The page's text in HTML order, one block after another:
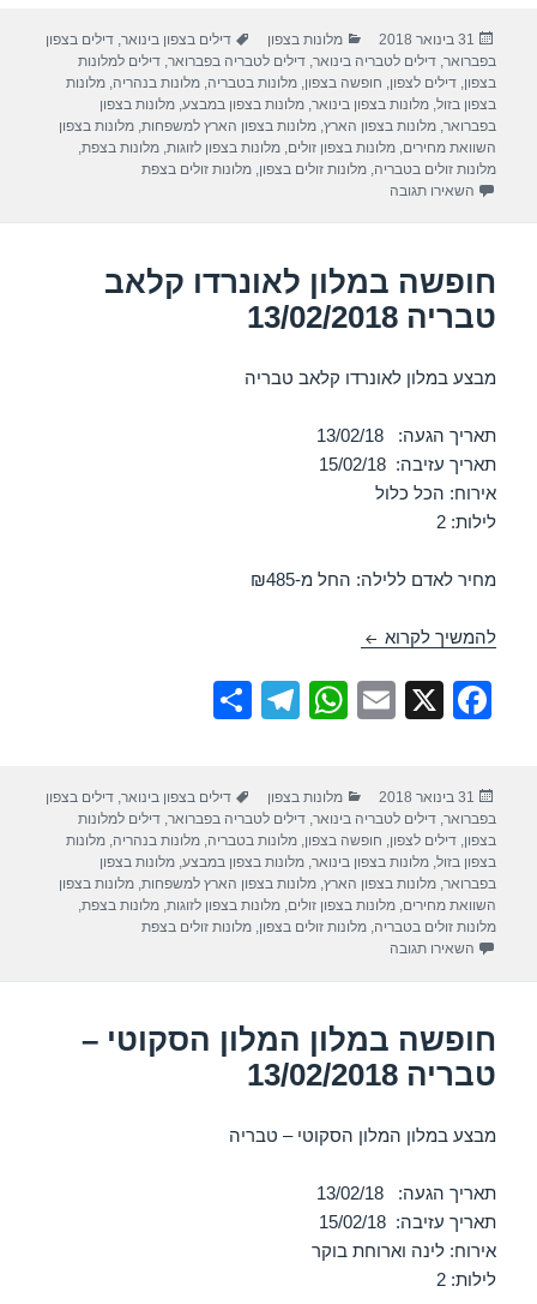
e
b
o
o
k
s
A
p
p
gr
a
m
e
פורסם
בתאריך
31 בינואר 2018 קטגוריות
מלונות בצפון תגיות
דילים בצפון בינואר,דילים בצפון
בפברואר,דילים לטבריה בינואר,דילים לטבריה בפברואר,דילים למלונות
בצפון,דילים לצפון, חופשה בצפון,מלונות בטבריה,מלונות בנהריה,מלונות
בצפון בזול,מלונות בצפון בינואר,מלונות בצפון במבצע,מלונות בצפון
בפברואר,מלונות בצפון הארץ,מלונות בצפון הארץ למשפחות,מלונות בצפון
השוואת מחירים,מלונות בצפון זולים,מלונות בצפון לזוגות,מלונות בצפת,
מלונות זולים בטבריה,מלונות זולים בצפון,מלונות זולים בצפת
השאירו תגובה
חופשה במלון לאונרדו קלאב
טבריה 13/02/2018
מבצע במלון לאונרדו קלאב טבריה
תאריך הגעה: 13/02/18
תאריך עזיבה: 15/02/18
אירוח: הכל כלול
לילות: 2
מחיר לאדם ללילה: החל מ-₪485
להמשיך לקרוא חופשה במלון לאונרדו קלאב טבריה 13/02/2018
F
e
b
o
o
X
E
W
s
A
p
p
T
gr
a
m
e
פורסם
בתאריך
31 בינואר 2018 קטגוריות
מלונות בצפון תגיות
דילים בצפון בינואר,דילים בצפון
בפברואר,דילים לטבריה בינואר,דילים לטבריה בפברואר,דילים למלונות
בצפון,דילים לצפון, חופשה בצפון,מלונות בטבריה,מלונות בנהריה,מלונות
בצפון בזול,מלונות בצפון בינואר,מלונות בצפון במבצע,מלונות בצפון
בפברואר,מלונות בצפון הארץ,מלונות בצפון הארץ למשפחות,מלונות בצפון
השוואת מחירים,מלונות בצפון זולים,מלונות בצפון לזוגות,מלונות בצפת,
מלונות זולים בטבריה,מלונות זולים בצפון,מלונות זולים בצפת
השאירו תגובה
חופשה במלון המלון הסקוטי –
טבריה 13/02/2018
מבצע במלון המלון הסקוטי – טבריה
תאריך הגעה: 13/02/18
תאריך עזיבה: 15/02/18
אירוח: לינה וארוחת בוקר
לילות: 2